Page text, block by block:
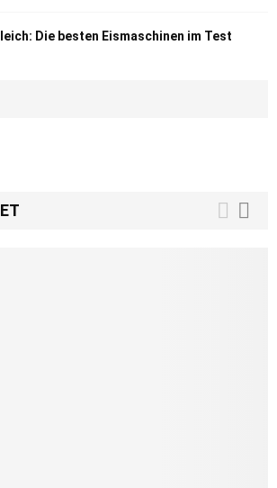
Die besten Eismaschinen im Test